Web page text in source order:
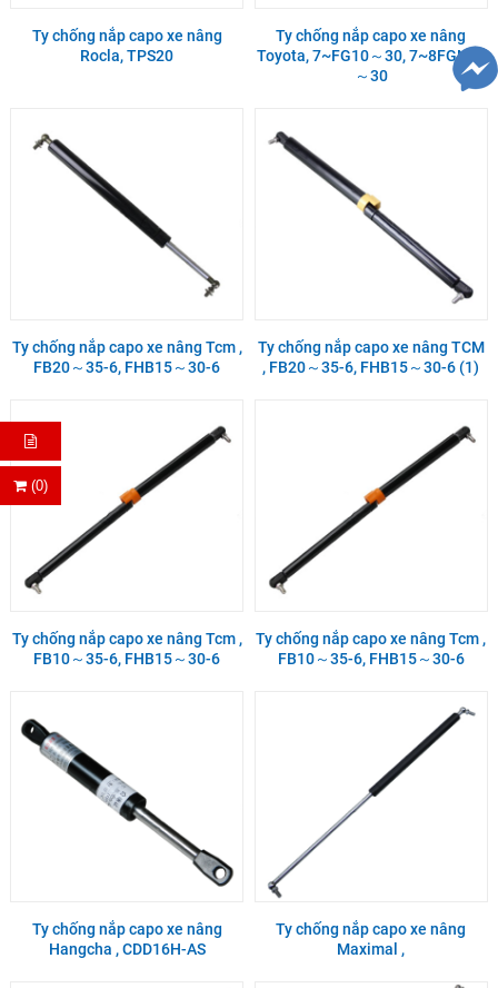
(0)
Ty chống nắp capo xe nâng
Rocla, TPS20
Ty chống nắp capo xe nâng
Toyota, 7~FG10～30, 7~8FGN15
～30
Ty chống nắp capo xe nâng Tcm ,
FB20～35-6, FHB15～30-6
Ty chống nắp capo xe nâng TCM
, FB20～35-6, FHB15～30-6 (1)
Ty chống nắp capo xe nâng Tcm ,
FB10～35-6, FHB15～30-6
Ty chống nắp capo xe nâng Tcm ,
FB10～35-6, FHB15～30-6
Ty chống nắp capo xe nâng
Hangcha , CDD16H-AS
Ty chống nắp capo xe nâng
Maximal ,